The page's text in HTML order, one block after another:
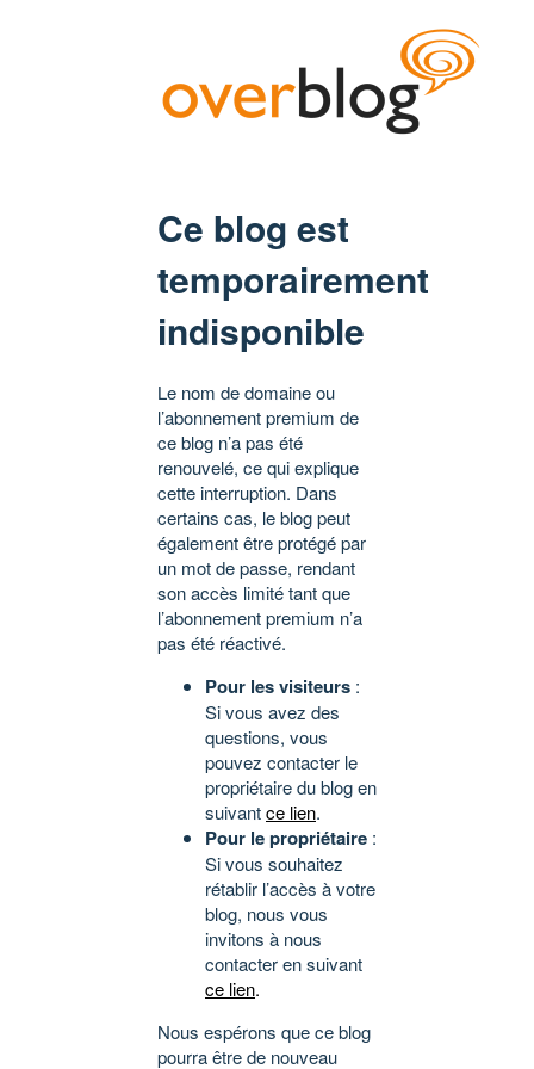
Ce blog est
temporairement
indisponible
Le nom de domaine ou
l’abonnement premium de
ce blog n’a pas été
renouvelé, ce qui explique
cette interruption. Dans
certains cas, le blog peut
également être protégé par
un mot de passe, rendant
son accès limité tant que
l’abonnement premium n’a
pas été réactivé.
Pour les visiteurs :
Si vous avez des
questions, vous
pouvez contacter le
propriétaire du blog en
suivantce lien.
Pour le propriétaire :
Si vous souhaitez
rétablir l’accès à votre
blog, nous vous
invitons à nous
contacter en suivant
ce lien.
Nous espérons que ce blog
pourra être de nouveau